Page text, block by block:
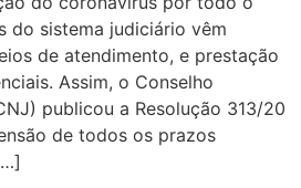
do sistema judiciário vêm
de atendimento, e prestação
Assim, o Conselho
publicou a Resolução 313/20
de todos os prazos